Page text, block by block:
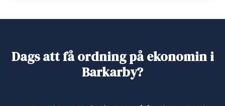
Dags att få ordning på ekonomin i
Barkarby?